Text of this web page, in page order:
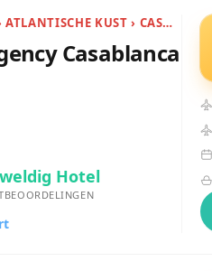
MAROKKO › ATLANTISCHE KUST › CASABLANCA
Casablanca
Hotel